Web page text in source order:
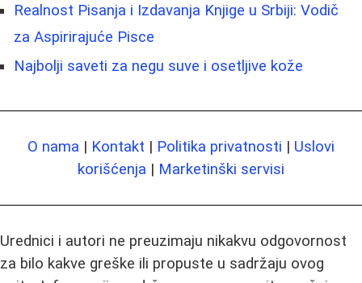
Realnost Pisanja i Izdavanja Knjige u Srbiji: Vodič
za Aspirirajuće Pisce
Najbolji saveti za negu suve i osetljive kože
O nama | Kontakt | Politika privatnosti | Uslovi
korišćenja | Marketinški servisi
Urednici i autori ne preuzimaju nikakvu odgovornost
za bilo kakve greške ili propuste u sadržaju ovog